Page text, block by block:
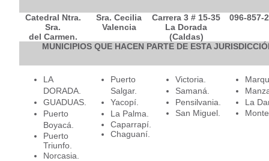
Catedral Ntra.
Sra.
del Carmen.
Sra. Cecilia
Valencia
Carrera 3 # 15-35
La Dorada
(Caldas)
096-857-
MUNICIPIOS QUE HACEN PARTE DE ESTA
LA
DORADA.
GUADUAS.
Puerto
Boyacá.
Puerto
Triunfo.
Norcasia.
Puerto
Salgar.
Yacopí.
La Palma.
Caparrapí.
Chaguaní.
Victoria.
Samaná.
Pensilvania.
San Miguel.
La